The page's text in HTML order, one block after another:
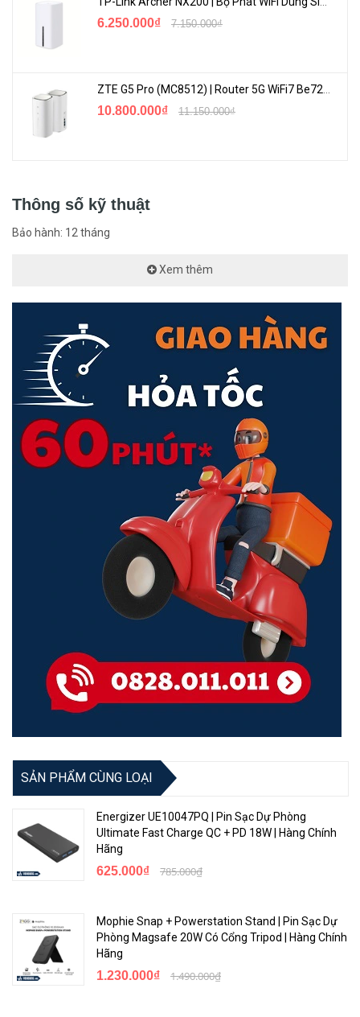
6.250.000₫ 7.150.000₫
10.800.000₫ 11.150.000₫
Thông số kỹ thuật
Bảo hành: 12 tháng
Xem thêm
SẢN PHẨM CÙNG LOẠI
Energizer UE10047PQ | Pin Sạc Dự Phòng
Ultimate Fast Charge QC + PD 18W | Hàng Chính
Hãng
625.000₫ 785.000₫
Mophie Snap + Powerstation Stand | Pin Sạc Dự
Phòng Magsafe 20W Có Cổng Tripod | Hàng Chính
Hãng
1.230.000₫ 1.490.000₫